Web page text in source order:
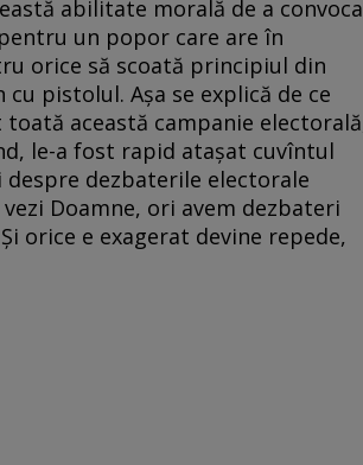
abilitate morală de a convoca
un popor care are în
orice să scoată principiul din
pistolul. Așa se explică de ce
această campanie
le-a fost rapid atașat cuvîntul
dezbaterile electorale
Doamne, ori avem dezbateri
orice e exagerat devine repede,